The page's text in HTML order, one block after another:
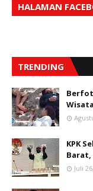
HALAMAN
TRENDING
KPK
Barat,
Juli